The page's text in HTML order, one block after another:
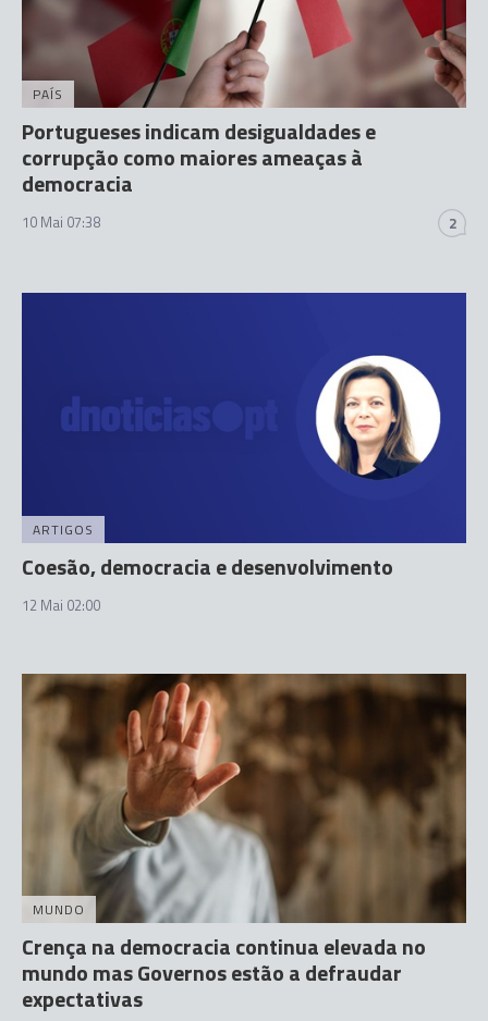
PAÍS
Portugueses indicam desigualdades e
corrupção como maiores ameaças à
democracia
10 Mai 07:38 2
ARTIGOS
Coesão, democracia e desenvolvimento
12 Mai 02:00
MUNDO
Crença na democracia continua elevada no
mundo mas Governos estão a defraudar
expectativas